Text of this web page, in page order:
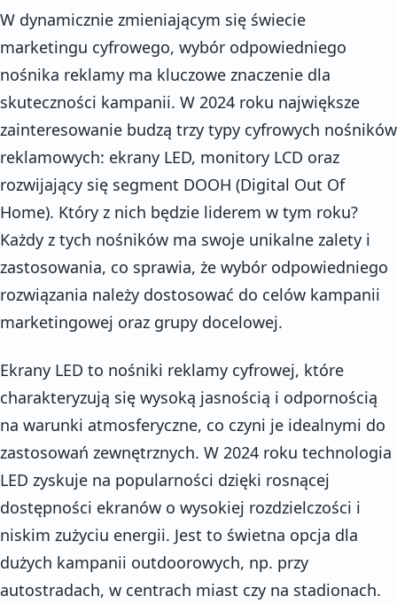
W dynamicznie zmieniającym się świecie
marketingu cyfrowego, wybór odpowiedniego
nośnika reklamy ma kluczowe znaczenie dla
skuteczności kampanii. W 2024 roku największe
zainteresowanie budzą trzy typy cyfrowych nośników
reklamowych: ekrany LED, monitory LCD oraz
rozwijający się segment DOOH (Digital Out Of
Home). Który z nich będzie liderem w tym roku?
Każdy z tych nośników ma swoje unikalne zalety i
zastosowania, co sprawia, że wybór odpowiedniego
rozwiązania należy dostosować do celów kampanii
marketingowej oraz grupy docelowej.
Ekrany LED to nośniki reklamy cyfrowej, które
charakteryzują się wysoką jasnością i odpornością
na warunki atmosferyczne, co czyni je idealnymi do
zastosowań zewnętrznych. W 2024 roku technologia
LED zyskuje na popularności dzięki rosnącej
dostępności ekranów o wysokiej rozdzielczości i
niskim zużyciu energii. Jest to świetna opcja dla
dużych kampanii outdoorowych, np. przy
autostradach, w centrach miast czy na stadionach.